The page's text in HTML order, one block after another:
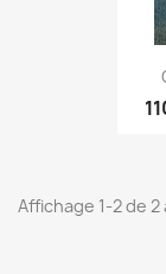
Affichage 1-2 de